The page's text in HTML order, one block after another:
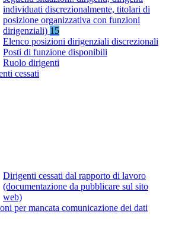
individuati discrezionalmente, titolari di
posizione organizzativa con funzioni
dirigenziali) 15
Elenco posizioni dirigenziali discrezionali
Posti di funzione disponibili
Ruolo dirigenti
cessati
Dirigenti cessati dal rapporto di lavoro
(documentazione da pubblicare sul sito
web)
per mancata comunicazione dei dati